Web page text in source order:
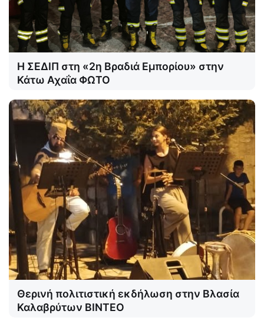
Η ΣΕΔΙΠ στη «2η Βραδιά Εμπορίου» στην
Κάτω Αχαΐα ΦΩΤΟ
Θερινή πολιτιστική εκδήλωση στην Βλασία
Καλαβρύτων ΒΙΝΤΕΟ